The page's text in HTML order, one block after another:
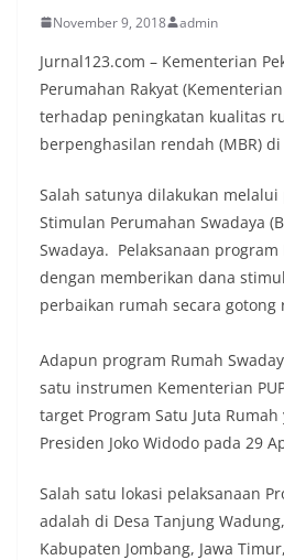
November 9, 2018 admin
Jurnal123.com – Kementerian
Perumahan Rakyat
terhadap peningkatan kualitas
berpenghasilan rendah (MBR)
Salah satunya dilakukan
Stimulan Perumahan Swadaya
Swadaya. Pelaksanaan program
dengan memberikan dana
perbaikan rumah secara gotong
Adapun program Rumah
satu instrumen Kementerian
target Program Satu Juta
Presiden Joko Widodo pada 29
Salah satu lokasi pelaksanaan
adalah di Desa Tanjung
Kabupaten Jombang, Jawa